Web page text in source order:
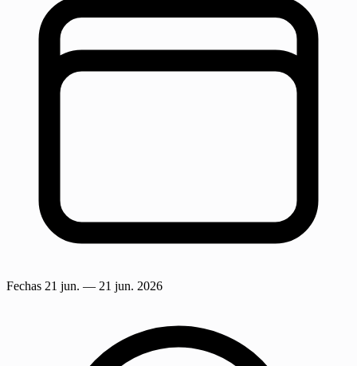
Fechas 21 jun. — 21 jun. 2026